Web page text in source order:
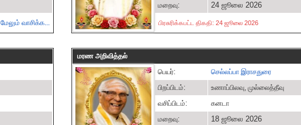
மேலும் வாசிக்க...
மறைவு:
24 ஜூலை 2026
பிரசுரிக்கபட்ட திகதி: 24 ஜூலை 2026
மரண அறிவித்தல்
பெயர்:
செல்லப்பா இராசதுரை
பிறப்பிடம்:
உணாப்பிலவு, முல்லைத்தீவு
வசிப்பிடம்:
கனடா
மறைவு:
18 ஜூலை 2026